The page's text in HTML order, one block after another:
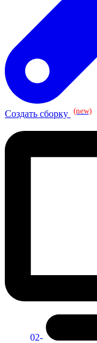
Создать сборку (new)
02-